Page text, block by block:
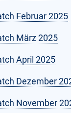
Februar 2025
März 2025
April 2025
Dezember
November